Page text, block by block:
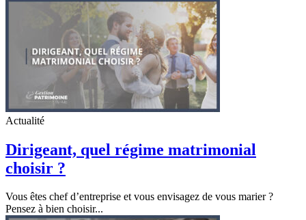
Actualité
Dirigeant, quel régime matrimonial
choisir ?
Vous êtes chef d’entreprise et vous envisagez de vous marier ?
Pensez à bien choisir...